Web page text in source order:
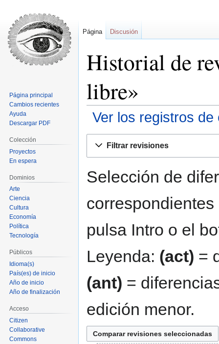
Historial de
libre»
Ver los registros de
navegación
búsqueda
Filtrar revisiones
Selección de
pulsa Intro o el
Leyenda: (act) =
(ant) =
edición menor.
Página Discusión
Página principal
Cambios recientes
Ayuda
Descargar PDF
Colección
Proyectos
En espera
Dominios
Arte
Ciencia
Cultura
Economía
Política
Tecnología
Públicos
Idioma(s)
País(es) de inicio
Año de inicio
Año de finalización
Acceso
Citizen
Collaborative
Commons